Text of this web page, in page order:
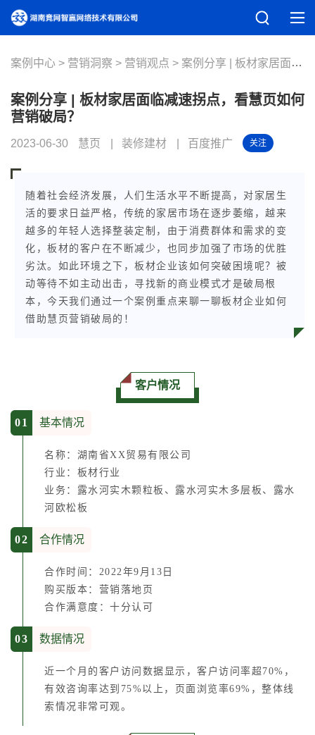
案例中心 营销洞察 营销观点 案例分享 | 板材家居面临减速拐点，看慧页如何营销破局？
案例分享 | 板材家居面临减速拐点，看慧页如何
营销破局？
2023-06-30 慧页 装修建材 百度推广 关注
随着社会经济发展，人们生活水平不断提高，对家居生
活的要求日益严格，传统的家居市场在逐步萎缩，越来
越多的年轻人选择整装定制，由于消费群体和需求的变
化，板材的客户在不断减少，也同步加强了市场的优胜
劣汰。如此环境之下，板材企业该如何突破困境呢？被
动等待不如主动出击，寻找新的商业模式才是破局根
本，今天我们通过一个案例重点来聊一聊板材企业如何
借助慧页营销破局的！
客户情况
01 基本情况
名称：湖南省XX贸易有限公司
行业：板材行业
业务：露水河实木颗粒板、露水河实木多层板、露水
河欧松板
02 合作情况
合作时间：2022年9月13日
购买版本：营销落地页
合作满意度：十分认可
03 数据情况
近一个月的客户访问数据显示，客户访问率超70%，
有效咨询率达到75%以上，页面浏览率69%，整体线
索情况非常可观。